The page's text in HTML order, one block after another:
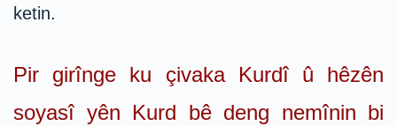
ketin.
Pir girînge ku çivaka Kurdî û hêzên
soyasî yên Kurd bê deng nemînin bi